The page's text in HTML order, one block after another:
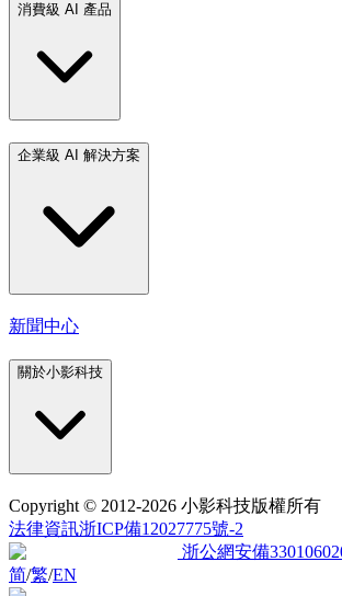
消費級 AI 產品
企業級 AI 解決方案
新聞中心
關於小影科技
Copyright © 2012-2026 小影科技版權所有
法律資訊浙ICP備12027775號-2
浙公網安備
简/繁/EN